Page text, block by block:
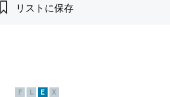
リストに保存
F L E X